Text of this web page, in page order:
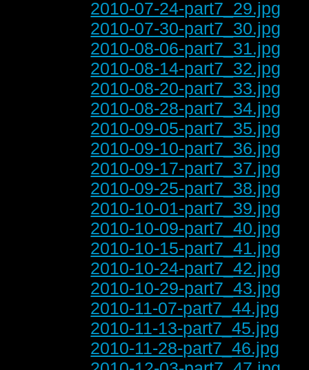
2010-07-24-part7_29.jpg
2010-07-30-part7_30.jpg
2010-08-06-part7_31.jpg
2010-08-14-part7_32.jpg
2010-08-20-part7_33.jpg
2010-08-28-part7_34.jpg
2010-09-05-part7_35.jpg
2010-09-10-part7_36.jpg
2010-09-17-part7_37.jpg
2010-09-25-part7_38.jpg
2010-10-01-part7_39.jpg
2010-10-09-part7_40.jpg
2010-10-15-part7_41.jpg
2010-10-24-part7_42.jpg
2010-10-29-part7_43.jpg
2010-11-07-part7_44.jpg
2010-11-13-part7_45.jpg
2010-11-28-part7_46.jpg